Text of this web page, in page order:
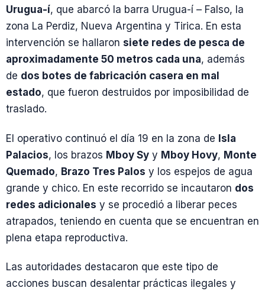
Urugua-í, que abarcó la barra Urugua-í – Falso, la
zona La Perdiz, Nueva Argentina y Tirica. En esta
intervención se hallaron siete redes de pesca de
aproximadamente 50 metros cada una, además
de dos botes de fabricación casera en mal
estado, que fueron destruidos por imposibilidad de
traslado.
El operativo continuó el día 19 en la zona de Isla
Palacios, los brazos Mboy Sy y Mboy Hovy, Monte
Quemado, Brazo Tres Palos y los espejos de agua
grande y chico. En este recorrido se incautaron dos
redes adicionales y se procedió a liberar peces
atrapados, teniendo en cuenta que se encuentran en
plena etapa reproductiva.
Las autoridades destacaron que este tipo de
acciones buscan desalentar prácticas ilegales y